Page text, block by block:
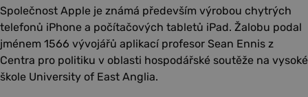
Společnost Apple je známá především výrobou chytrých
telefonů iPhone a počítačových tabletů iPad. Žalobu podal
jménem 1566 vývojářů aplikací profesor Sean Ennis z
Centra pro politiku v oblasti hospodářské soutěže na vysoké
škole University of East Anglia.